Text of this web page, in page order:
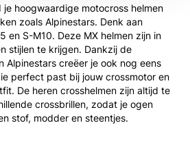
je hoogwaardige motocross helmen
zoals Alpinestars. Denk aan
en S-M10. Deze MX helmen zijn in
stijlen te krijgen. Dankzij de
Alpinestars creëer je ook nog eens
perfect past bij jouw crossmotor en
De heren crosshelmen zijn altijd te
crossbrillen, zodat je ogen
stof, modder en steentjes.